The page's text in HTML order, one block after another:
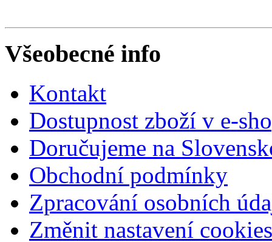
Všeobecné info
Kontakt
Dostupnost zboží v e-
Doručujeme na
Obchodní podmínky
Zpracování osobních
Změnit nastavení cookies